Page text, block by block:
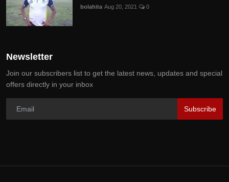
bolahita Aug 20, 2021 0
Newsletter
Join our subscribers list to get the latest news, updates and special
offers directly in your inbox
Subscribe